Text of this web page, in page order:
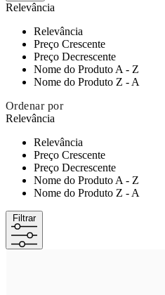
Relevância
Relevância
Preço Crescente
Preço Decrescente
Nome do Produto A - Z
Nome do Produto Z - A
Ordenar por
Relevância
Relevância
Preço Crescente
Preço Decrescente
Nome do Produto A - Z
Nome do Produto Z - A
Filtrar